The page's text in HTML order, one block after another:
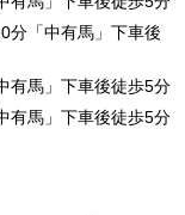
分「中有馬」下車後
有馬」下車後徒歩5分
有馬」下車後徒歩5分